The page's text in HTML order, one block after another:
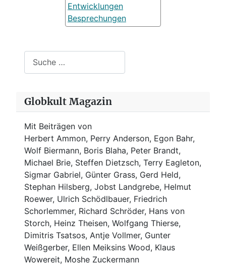
Entwicklungen
Besprechungen
Globkult Magazin
Mit Beiträgen von
Herbert Ammon, Perry Anderson, Egon Bahr,
Wolf Biermann, Boris Blaha, Peter Brandt,
Michael Brie, Steffen Dietzsch, Terry Eagleton,
Sigmar Gabriel, Günter Grass, Gerd Held,
Stephan Hilsberg, Jobst Landgrebe, Helmut
Roewer, Ulrich Schödlbauer, Friedrich
Schorlemmer, Richard Schröder, Hans von
Storch, Heinz Theisen, Wolfgang Thierse,
Dimitris Tsatsos, Antje Vollmer, Gunter
Weißgerber, Ellen Meiksins Wood, Klaus
Wowereit, Moshe Zuckermann